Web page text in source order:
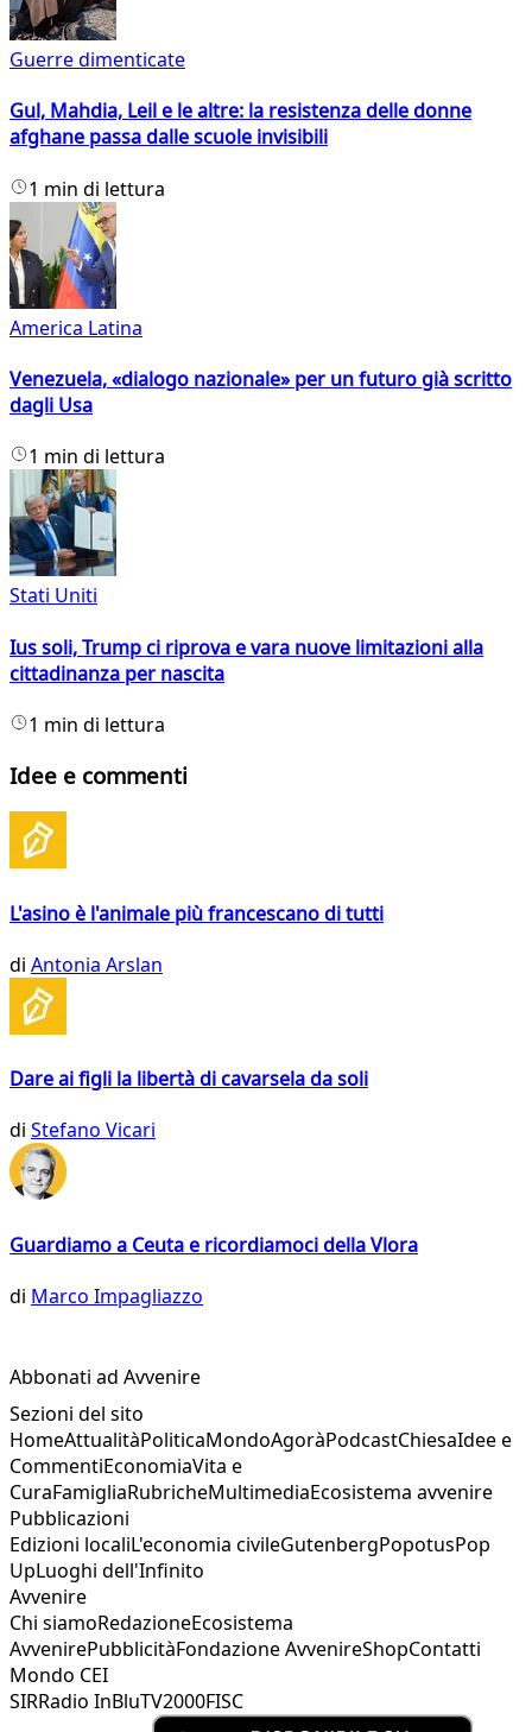
Guerre dimenticate
Gul, Mahdia, Leil e le altre: la resistenza delle donne
afghane passa dalle scuole invisibili
1 min di lettura
America Latina
Venezuela, «dialogo nazionale» per un futuro già scritto
dagli Usa
1 min di lettura
Stati Uniti
Ius soli, Trump ci riprova e vara nuove limitazioni alla
cittadinanza per nascita
1 min di lettura
Idee e commenti
L'asino è l'animale più francescano di tutti
di Antonia Arslan
Dare ai figli la libertà di cavarsela da soli
di Stefano Vicari
Guardiamo a Ceuta e ricordiamoci della Vlora
di Marco Impagliazzo
Abbonati ad Avvenire
Sezioni del sito
HomeAttualitàPoliticaMondoAgoràPodcastChiesaIdee e
CommentiEconomiaVita e
CuraFamigliaRubricheMultimediaEcosistema avvenire
Pubblicazioni
Edizioni localiL'economia civileGutenbergPopotusPop
UpLuoghi dell'Infinito
Avvenire
Chi siamoRedazioneEcosistema
AvvenirePubblicitàFondazione AvvenireShopContatti
Mondo CEI
SIRRadio InBluTV2000FISC